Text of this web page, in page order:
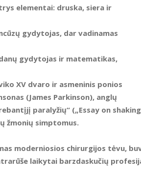
elementai: druska, siera ir
gydytojas, dar vadinamas
gydytojas ir matematikas,
XV dvaro ir asmeninis ponios
(James Parkinson), anglų
paralyžių“ („Essay on shaking
žmonių simptomus.
moderniosios chirurgijos tėvu,
laikytai barzdaskučių